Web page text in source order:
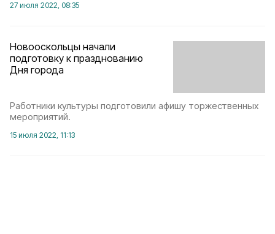
27 июля 2022, 08:35
Новооскольцы начали
подготовку к празднованию
Дня города
Работники культуры подготовили афишу торжественных
мероприятий.
15 июля 2022, 11:13